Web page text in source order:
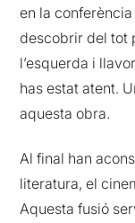
en la
descobrir del tot
l’esquerda i
has estat atent.
aquesta obra.
Al final han
literatura, el
Aquesta fusió